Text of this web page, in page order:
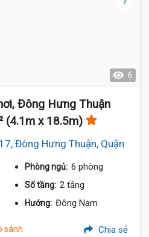
6
Đông Hưng Thuận
(4.1m x 18.5m)
Đông Hưng Thuận, Quận
Phòng ngủ: 6 phòng
Số tầng: 2 tầng
Hướng: Đông Nam
sánh Chia sẻ